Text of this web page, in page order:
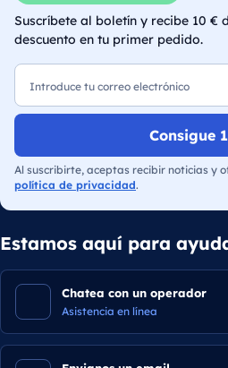
Suscríbete al boletín y recibe 10 €
descuento en tu primer pedido.
Consigue
Al suscribirte, aceptas recibir noticias y
política de privacidad.
Estamos aquí para
Chatea con un operador
Asistencia en línea